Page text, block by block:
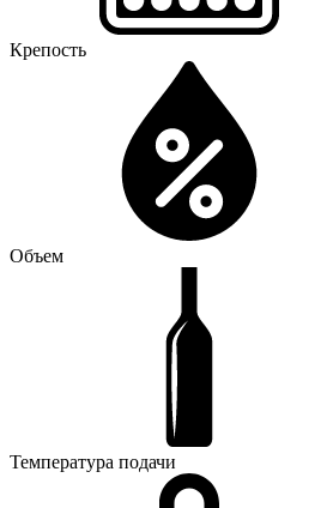
Крепость
Объем
Температура подачи